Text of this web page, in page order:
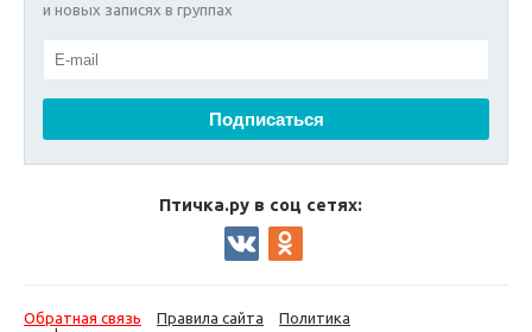
и новых записях в группах
Птичка.ру в соц сетях:
Обратная связь Правила сайта
Политика